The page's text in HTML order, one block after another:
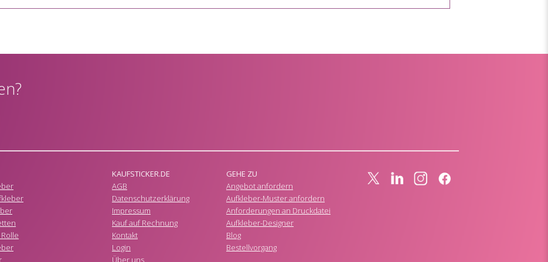
KAUFSTICKER.DE
AGB
Datenschutzerklärung
Impressum
Kauf auf Rechnung
Kontakt
Login
Über uns
GEHE ZU
Angebot anfordern
Aufkleber-Muster anfordern
Anforderungen an Druckdatei
Aufkleber-Designer
Blog
Bestellvorgang